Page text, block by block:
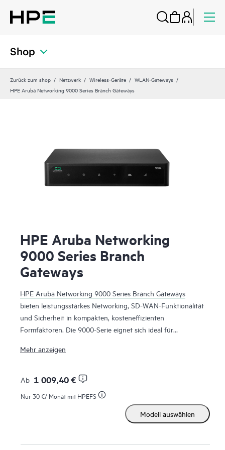
Shop
Zurück zum shop Netzwerk Wireless-Geräte
WLAN-Gateways
HPE Aruba Networking 9000 Series Branch Gateways
HPE Aruba Networking
9000 Series Branch
Gateways
HPE Aruba Networking 9000 Series Branch Gateways
bieten leistungsstarkes Networking, SD-WAN-Funktionalität
und Sicherheit in kompakten, kosteneffizienten
Formfaktoren. Die 9000-Serie eignet sich ideal für
Wireless-Gateway für eine verbesserte WLAN-Skalierbarkeit
Zweigstelle eingesetzt werden. Die Bereitstellung dieser
Serie als Teil der HPE Aruba Networking SD-Branch-Lösung
ist eine kostengünstige Möglichkeit, mehrere WAN-
Verbindungen zu unterstützen, einschließlich Internet,
MPLS, Mobilfunk, rollenbasierte Richtliniendurchsetzung
Mehr anzeigen
Ab 1 009,40 €
Nur 30 €/ Monat mit HPEFS
Modell auswählen